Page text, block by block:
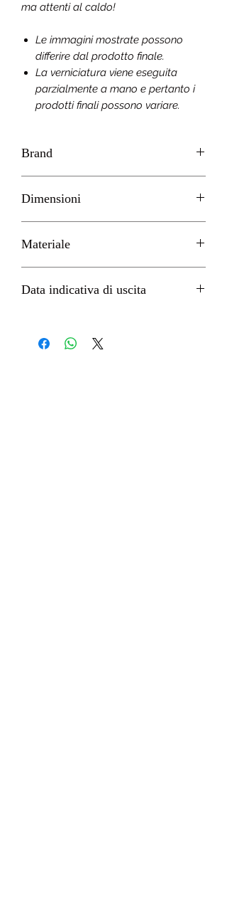
ma attenti al caldo!
Le immagini mostrate possono
differire dal prodotto finale.
La verniciatura viene eseguita
parzialmente a mano e pertanto i
prodotti finali possono variare.
Brand
Dimensioni
Materiale
Data indicativa di uscita